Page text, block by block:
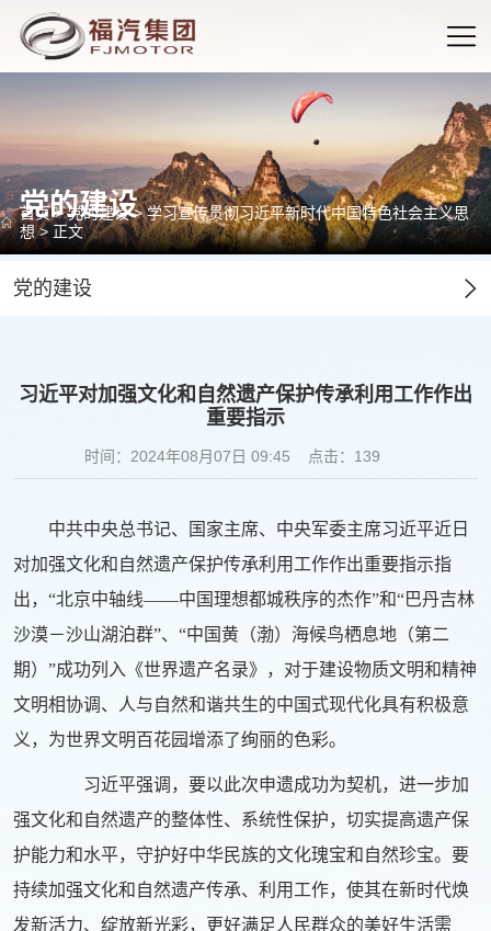
党的建设
首页>党的建设>学习宣传贯彻习近平新时代中国特色社会主义思
想> 正文
党的建设
习近平对加强文化和自然遗产保护传承利用工作作出
重要指示
时间：2024年08月07日 09:45 点击： 139
中共中央总书记、国家主席、中央军委主席习近平近日
对加强文化和自然遗产保护传承利用工作作出重要指示指
出，“北京中轴线——中国理想都城秩序的杰作”和“巴丹吉林
沙漠－沙山湖泊群”、“中国黄（渤）海候鸟栖息地（第二
期）”成功列入《世界遗产名录》，对于建设物质文明和精神
文明相协调、人与自然和谐共生的中国式现代化具有积极意
义，为世界文明百花园增添了绚丽的色彩。
习近平强调，要以此次申遗成功为契机，进一步加
强文化和自然遗产的整体性、系统性保护，切实提高遗产保
护能力和水平，守护好中华民族的文化瑰宝和自然珍宝。要
持续加强文化和自然遗产传承、利用工作，使其在新时代焕
发新活力、绽放新光彩，更好满足人民群众的美好生活需